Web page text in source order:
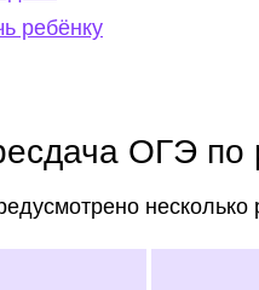
ребёнку
ОГЭ по
несколько